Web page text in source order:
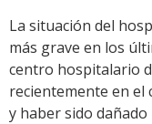
La situación del
más grave en los
centro hospitalario
recientemente en
y haber sido